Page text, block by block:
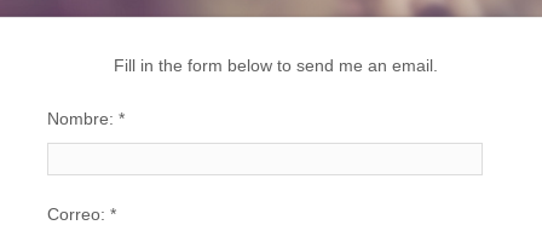
Fill in the form below to send me an email.
Nombre: *
Correo: *